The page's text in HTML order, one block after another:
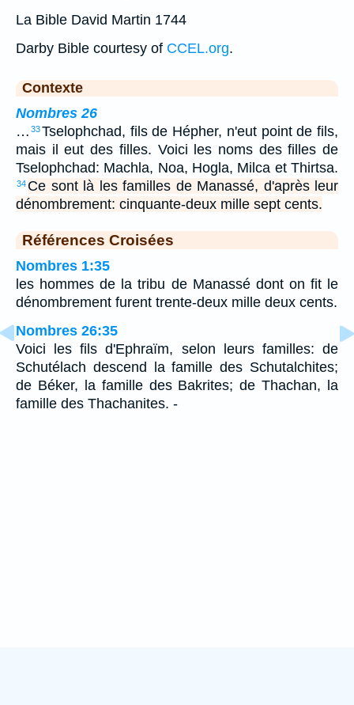
La Bible David Martin 1744
Darby Bible courtesy of CCEL.org.
Contexte
Nombres 26
… 33Tselophchad, fils de Hépher, n'eut point de fils,
mais il eut des filles. Voici les noms des filles de
Tselophchad: Machla, Noa, Hogla, Milca et Thirtsa.
34 Ce sont là les familles de Manassé, d'après leur
dénombrement: cinquante-deux mille sept cents.
Références Croisées
Nombres 1:35
les hommes de la tribu de Manassé dont on fit le
dénombrement furent trente-deux mille deux cents.
Nombres 26:35
Voici les fils d'Ephraïm, selon leurs familles: de
Schutélach descend la famille des Schutalchites;
de Béker, la famille des Bakrites; de Thachan, la
famille des Thachanites. -